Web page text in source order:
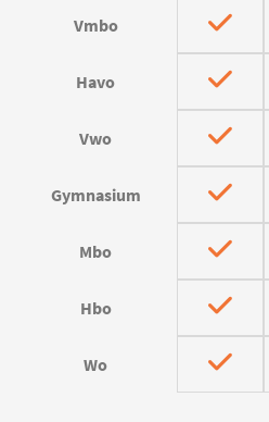
Vmbo
Havo
Vwo
Gymnasium
Mbo
Hbo
Wo